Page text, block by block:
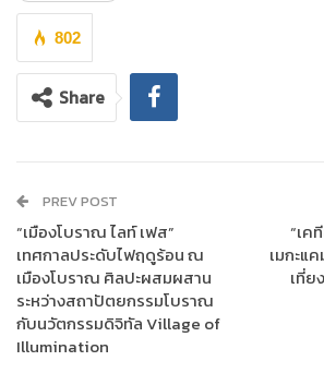
นายทวีพงษ์ วิชัยดิษฐ ผู้ว่าการการเคหะแห่งชาติ
สถานการณ์การแพร่ระบาดของโรคติดเชื้อไว
(COVID – 19) ส่งผลให้ประชาชนได้รับผลกระ
คนมีรายได้ลดลง บางคนถูกเลิกจ้าง การเคหะ
ต่อผู้อยู่อาศัยในชุมชนที่อยู่ในความดูแล จึงได้
ทั้งด้านการเงินและด้านสังคม รวมถึงการยกร
อยู่อาศัยให้สามารถพึ่งพาตนเองได้อย่างยั่งยืน
802
Share
PREV POST
“เมืองโบราณ ไลท์ เฟส”
เทศกาลประดับไฟฤดูร้อน ณ
เมืองโบราณ ศิลปะผสมผสาน
ระหว่างสถาปัตยกรรมโบราณ
กับนวัตกรรมดิจิทัล Village of
Illumination
“เค
เมกะแ
เที่ย